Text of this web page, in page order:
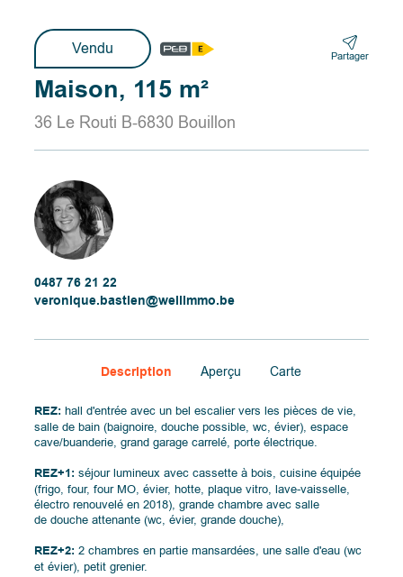
Vendu Partager
Maison, 115 m²
36 Le Routi B-6830 Bouillon
0487 76 21 22
veronique.bastien@wellimmo.be
Description Aperçu Carte
REZ: hall d'entrée avec un bel escalier vers les pièces de vie,
salle de bain (baignoire, douche possible, wc, évier), espace
cave/buanderie, grand garage carrelé, porte électrique.
REZ+1:séjour lumineux avec cassette à bois, cuisine équipée
(frigo, four, four MO, évier, hotte, plaque vitro, lave-vaisselle,
électro renouvelé en 2018), grande chambre avec salle
de douche attenante (wc, évier, grande douche),
REZ+2: 2 chambres en partie mansardées, une salle d'eau (wc
et évier), petit grenier.